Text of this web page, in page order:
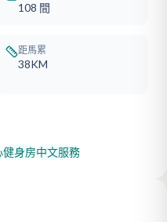
108 間
距馬累
38KM
健身房中文服務